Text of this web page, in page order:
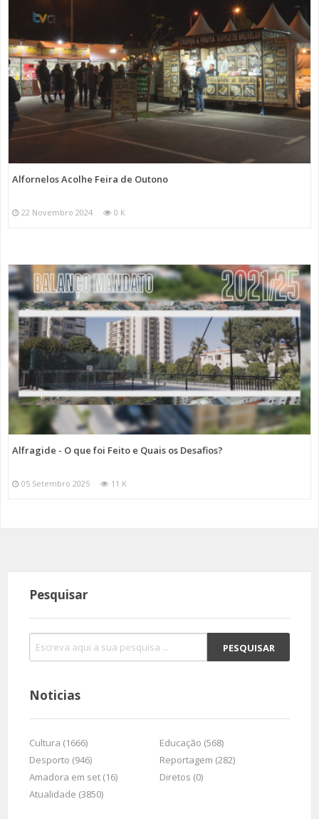
Alfornelos Acolhe Feira de Outono
22 Novembro 2024 0 K
Alfragide - O que foi Feito e Quais os Desafios?
05 Setembro 2025 11 K
Pesquisar
Noticias
Cultura (1666)
Educação (568)
Desporto (946)
Reportagem (282)
Amadora em set (16)
Diretos (0)
Atualidade (3850)